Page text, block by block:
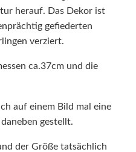
herauf. Das Dekor ist
gefiederten
verziert.
ca.37cm und die
auf einem Bild mal eine
daneben gestellt.
der Größe tatsächlich